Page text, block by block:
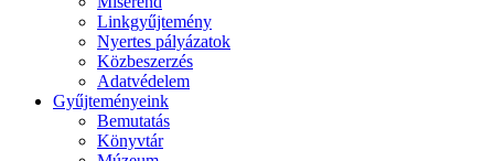
Linkgyűjtemény
Nyertes pályázatok
Közbeszerzés
Adatvédelem
Gyűjteményeink
Bemutatás
Könyvtár